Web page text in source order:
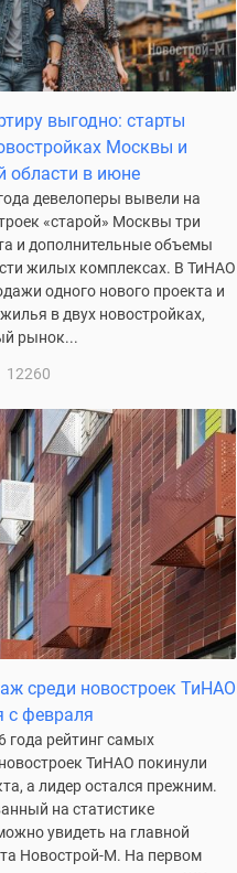
выгодно: старты
Москвы и
области в июне
девелоперы вывели на
«старой» Москвы три
и дополнительные объемы
жилых комплексах. В ТиНАО
одного нового проекта и
в двух новостройках,
рынок...
12260
среди новостроек ТиНАО
с февраля
года рейтинг самых
ТиНАО покинули
а лидер остался прежним.
на статистике
увидеть на главной
Новострой-М. На первом